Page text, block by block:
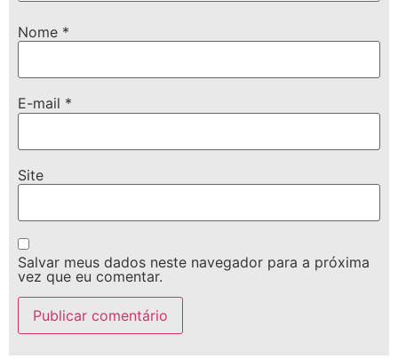
Nome *
E-mail *
Site
Salvar meus dados neste navegador para a próxima
vez que eu comentar.